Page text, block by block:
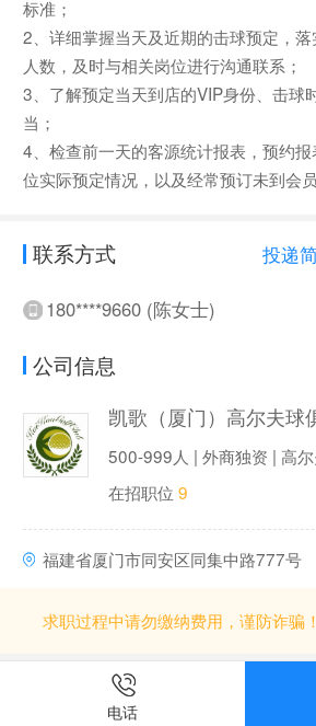
标准；
2、详细掌握当天及近期的击球预定，落
人数，及时与相关岗位进行沟通联系；
3、了解预定当天到店的VIP身份、击球
当；
4、检查前一天的客源统计报表，预约
位实际预定情况，以及经常预订未到会员
联系方式 投递
180****9660 (陈女士)
公司信息
500-999人 | 外商独资 | 高
在招职位 9
福建省厦门市同安区同集中路777号
求职过程中请勿缴纳费用，谨防诈骗！
电话